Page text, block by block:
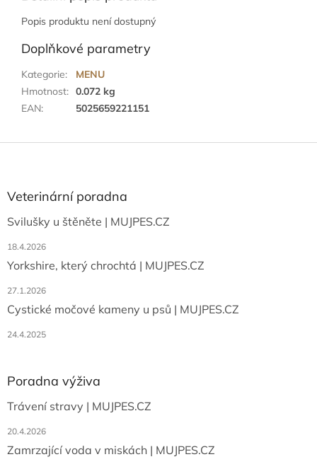
Popis produktu není dostupný
Doplňkové parametry
Kategorie:
MENU
Hmotnost: 0.072 kg
EAN: 5025659221151
aVeterinární poradna
Svilušky u štěněte | MUJPES.CZ
18.4.2026
Yorkshire, který chrochtá | MUJPES.CZ
27.1.2026
Cystické močové kameny u psů | MUJPES.CZ
24.4.2025
Poradna výživa
Trávení stravy | MUJPES.CZ
20.4.2026
Zamrzající voda v miskách | MUJPES.CZ